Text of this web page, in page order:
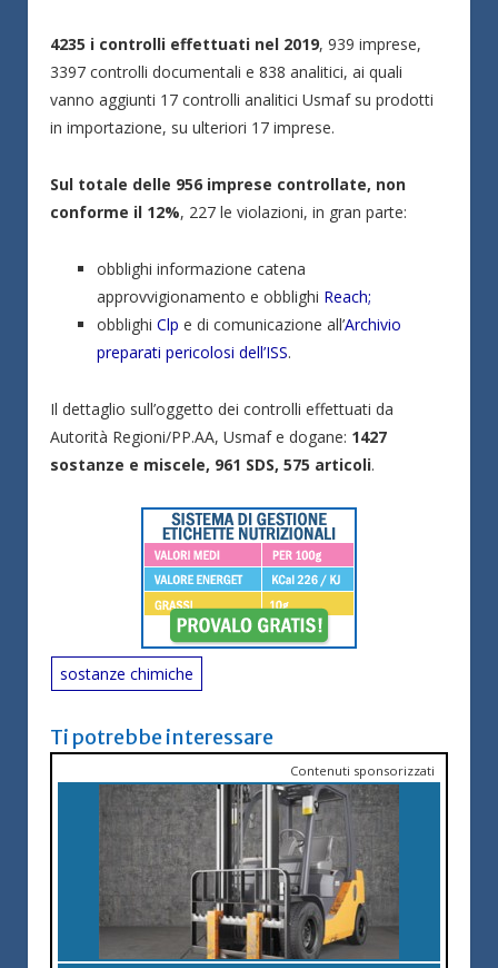
4235 i controlli effettuati nel 2019, 939 imprese,
3397 controlli documentali e 838 analitici, ai quali
vanno aggiunti 17 controlli analitici Usmaf su prodotti
in importazione, su ulteriori 17 imprese.
Sul totale delle 956 imprese controllate, non
conforme il 12%, 227 le violazioni, in gran parte:
obblighi informazione catena
approvvigionamento e obblighi Reach;
obblighi Clp e di comunicazione all’Archivio
preparati pericolosi dell’ISS.
Il dettaglio sull’oggetto dei controlli effettuati da
Autorità Regioni/PP.AA, Usmaf e dogane: 1427
sostanze e miscele, 961 SDS, 575 articoli.
sostanze chimiche
Ti potrebbe interessare
Contenuti sponsorizzati